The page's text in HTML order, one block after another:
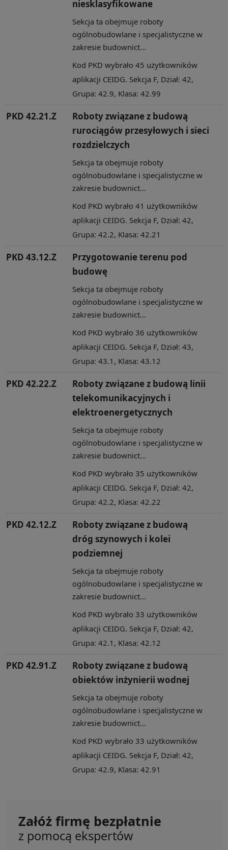
niesklasyfikowane
Sekcja ta obejmuje roboty
ogólnobudowlane i specjalistyczne w
zakresie budownict...
Kod PKD wybrało 45 użytkowników
aplikacji CEIDG. Sekcja F, Dział: 42,
Grupa: 42.9, Klasa: 42.99
PKD 42.21.Z
Roboty związane z budową
rurociągów przesyłowych i sieci
rozdzielczych
Sekcja ta obejmuje roboty
ogólnobudowlane i specjalistyczne w
zakresie budownict...
Kod PKD wybrało 41 użytkowników
aplikacji CEIDG. Sekcja F, Dział: 42,
Grupa: 42.2, Klasa: 42.21
PKD 43.12.Z
Przygotowanie terenu pod
budowę
Sekcja ta obejmuje roboty
ogólnobudowlane i specjalistyczne w
zakresie budownict...
Kod PKD wybrało 36 użytkowników
aplikacji CEIDG. Sekcja F, Dział: 43,
Grupa: 43.1, Klasa: 43.12
PKD 42.22.Z
Roboty związane z budową linii
telekomunikacyjnych i
elektroenergetycznych
Sekcja ta obejmuje roboty
ogólnobudowlane i specjalistyczne w
zakresie budownict...
Kod PKD wybrało 35 użytkowników
aplikacji CEIDG. Sekcja F, Dział: 42,
Grupa: 42.2, Klasa: 42.22
PKD 42.12.Z
Roboty związane z budową
dróg szynowych i kolei
podziemnej
Sekcja ta obejmuje roboty
ogólnobudowlane i specjalistyczne w
zakresie budownict...
Kod PKD wybrało 33 użytkowników
aplikacji CEIDG. Sekcja F, Dział: 42,
Grupa: 42.1, Klasa: 42.12
PKD 42.91.Z
Roboty związane z budową
obiektów inżynierii wodnej
Sekcja ta obejmuje roboty
ogólnobudowlane i specjalistyczne w
zakresie budownict...
Kod PKD wybrało 33 użytkowników
aplikacji CEIDG. Sekcja F, Dział: 42,
Grupa: 42.9, Klasa: 42.91
Załóż firmę bezpłatnie
z pomocą ekspertów